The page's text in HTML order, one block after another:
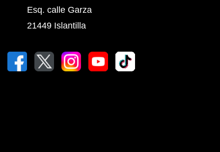
Esq. calle Garza
21449 Islantilla